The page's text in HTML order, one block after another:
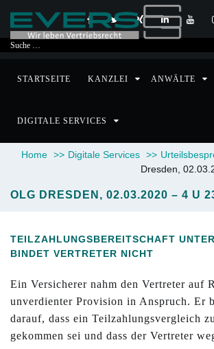
Suche
STARTSEITE KANZLEI ANWÄLTE
DIGITALE SERVICES
Home >> Digitale Services >>
Dresden,
OLG DRESDEN, 02.03.2020 – 4 U
TEILZAHLUNGSBEREITSCHAFT
BINDET VERTRETER NICHT
Ein Versicherer nahm den Vertreter auf
unverdienter Provision in Anspruch. Er
darauf, dass ein Teilzahlungsvergleich
gekommen sei und dass der Vertreter